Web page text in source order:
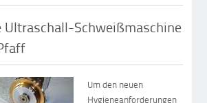
Ultraschall-Schweißmaschine
Um den neuen
Hygieneanforderungen